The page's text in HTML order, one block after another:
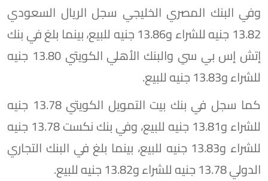
وفي البنك المصري الخليجي سجل الريال السعودي
13.82 جنيه للشراء و13.86 جنيه للبيع، بينما بلغ في بنك
إتش إس بي سي والبنك الأهلي الكويتي 13.80 جنيه
للشراء و13.83 جنيه للبيع.
كما سجل في بنك بيت التمويل الكويتي 13.78 جنيه
للشراء و13.81 جنيه للبيع، وفي بنك نكست 13.78 جنيه
للشراء و13.83 جنيه للبيع، بينما بلغ في البنك التجاري
الدولي 13.78 جنيه للشراء و13.82 جنيه للبيع.